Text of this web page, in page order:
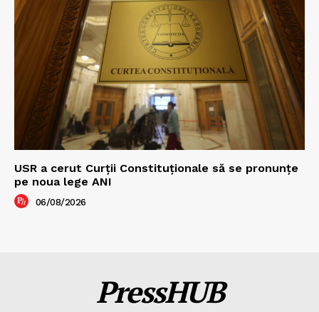
USR a cerut Curții Constituționale să se pronunțe
pe noua lege ANI
06/08/2026
PressHUB